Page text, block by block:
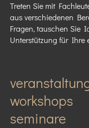
Treten Sie mit
aus verschiedenen
Fragen, tauschen Sie
Unterstützung für Ihre
workshops
seminare